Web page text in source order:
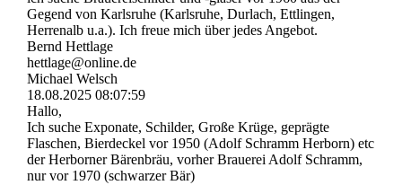
Gegend von Karlsruhe (Karlsruhe, Durlach, Ettlingen,
Herrenalb u.a.). Ich freue mich über jedes Angebot.
Bernd Hettlage
hettlage@online.de
Michael Welsch
18.08.2025 08:07:59
Hallo,
Ich suche Exponate, Schilder, Große Krüge, geprägte
Flaschen, Bierdeckel vor 1950 (Adolf Schramm Herborn) etc
der Herborner Bärenbräu, vorher Brauerei Adolf Schramm,
nur vor 1970 (schwarzer Bär)